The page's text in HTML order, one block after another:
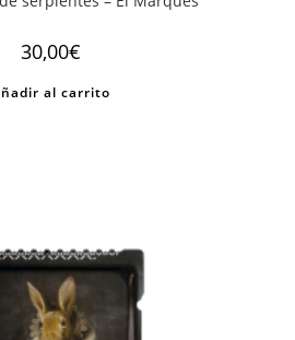
30,00€
al carrito